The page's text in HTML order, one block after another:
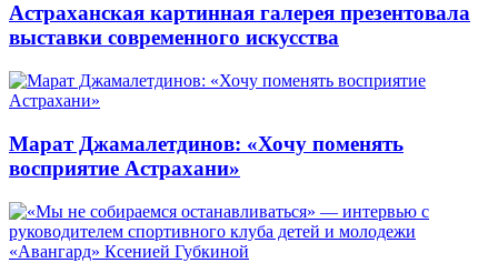
Астраханская картинная галерея презентовала
выставки современного искусства
Марат Джамалетдинов: «Хочу поменять
восприятие Астрахани»